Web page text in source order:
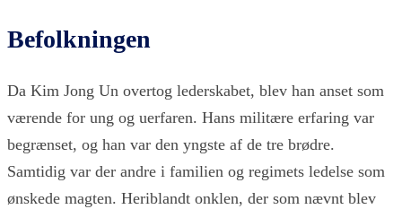
Befolkningen
Da Kim Jong Un overtog lederskabet, blev han anset som
værende for ung og uerfaren. Hans militære erfaring var
begrænset, og han var den yngste af de tre brødre.
Samtidig var der andre i familien og regimets ledelse som
ønskede magten. Heriblandt onklen, der som nævnt blev